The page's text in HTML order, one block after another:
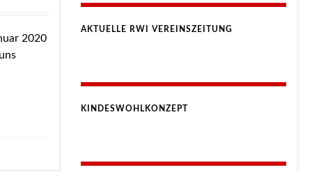
2020
AKTUELLE RWI VEREINSZEITUNG
KINDESWOHLKONZEPT